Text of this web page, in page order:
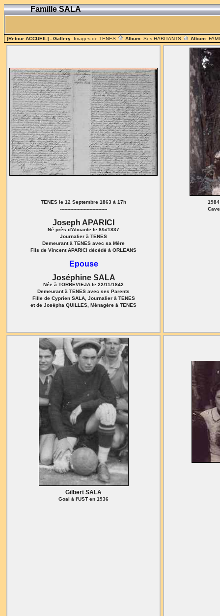
Famille SALA
[Retour ACCUEIL] - Gallery: Images de TENES Album: Ses HABITANTS Album:
TENES le 12 Septembre 1863 à 17h
--------------------------------
Joseph APARICI
Né près d'Alicante le 8/5/1837
Journalier à TENES
Demeurant à TENES avec sa Mère
Fils de Vincent APARICI décédé à ORLEANS
Epouse
Joséphine SALA
Née à TORREVIEJA le 22/11/1842
Demeurant à TENES avec ses Parents
Fille de Cyprien SALA, Journalier à TENES
et de Josépha QUILLES, Ménagère à TENES
Gilbert SALA
Goal à l'UST en 1936